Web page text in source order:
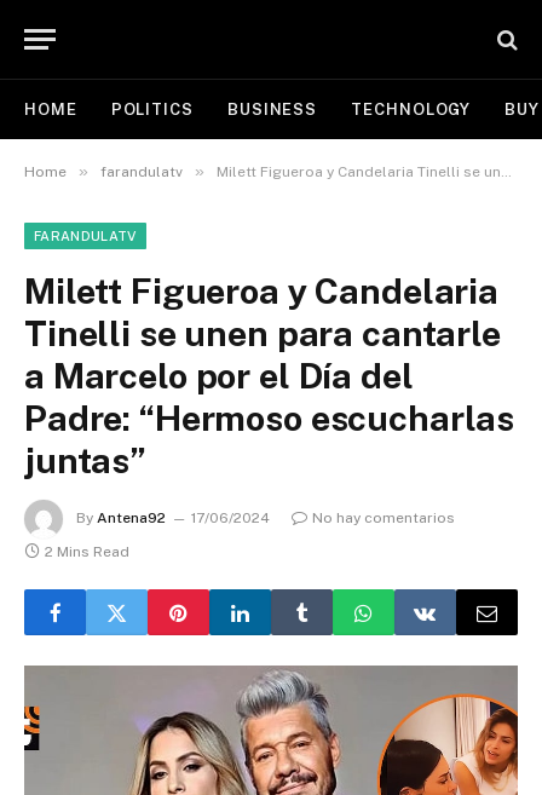
HOME POLITICS BUSINESS TECHNOLOGY
Home » farandulatv » Milett Figueroa y Candelaria Tinelli se unen para cantarle a Marcelo por el Día del Padre: “Hermoso escucharlas juntas”
FARANDULATV
Milett Figueroa y Candelaria
Tinelli se unen para cantarle
a Marcelo por el Día del
Padre: “Hermoso escucharlas
juntas”
By Antena92 17/06/2024
No hay comentarios
2 Mins Read